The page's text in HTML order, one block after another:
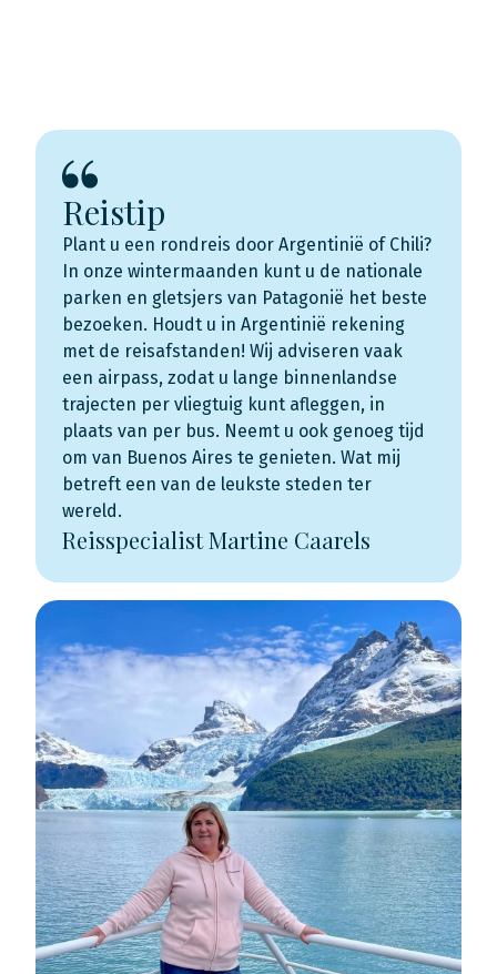
Reistip
Plant u een rondreis door Argentinië of Chili?
In onze wintermaanden kunt u de nationale
parken en gletsjers van Patagonië het beste
bezoeken. Houdt u in Argentinië rekening
met de reisafstanden! Wij adviseren vaak
een airpass, zodat u lange binnenlandse
trajecten per vliegtuig kunt afleggen, in
plaats van per bus. Neemt u ook genoeg tijd
om van Buenos Aires te genieten. Wat mij
betreft een van de leukste steden ter
wereld.
Reisspecialist Martine Caarels